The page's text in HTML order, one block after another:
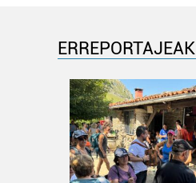
ERREPORTAJEAK